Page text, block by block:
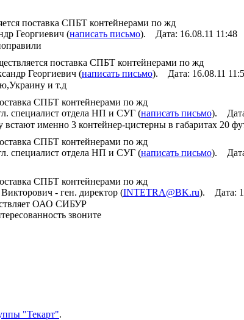
поставка СПБТ контейнерами по жд
Георгиевич (написать письмо). Дата: 16.08.11 11:48
поставка СПБТ контейнерами по жд
Георгиевич (написать письмо). Дата: 16.08.11
и т.д
СПБТ контейнерами по жд
специалист отдела НП и СУГ (написать письмо).
именно 3 контейнер-цистерны в габаритах 20
СПБТ контейнерами по жд
специалист отдела НП и СУГ (написать письмо).
СПБТ контейнерами по жд
- ген. директор (INTETRA@BK.ru). Дата:
ОАО СИБУР
звоните
"Текарт".